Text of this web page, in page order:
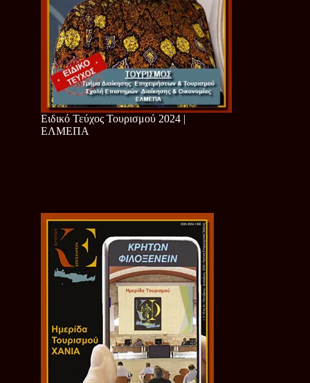
Ειδικό Τεύχος Τουρισμού 2024 |
ΕΛΜΕΠΑ